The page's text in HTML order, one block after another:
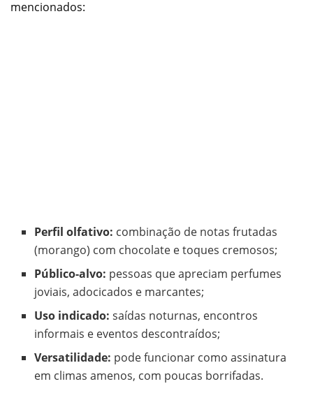
mencionados:
Perfil olfativo: combinação de notas frutadas
(morango) com chocolate e toques cremosos;
Público-alvo: pessoas que apreciam perfumes
joviais, adocicados e marcantes;
Uso indicado: saídas noturnas, encontros
informais e eventos descontraídos;
Versatilidade: pode funcionar como assinatura
em climas amenos, com poucas borrifadas.